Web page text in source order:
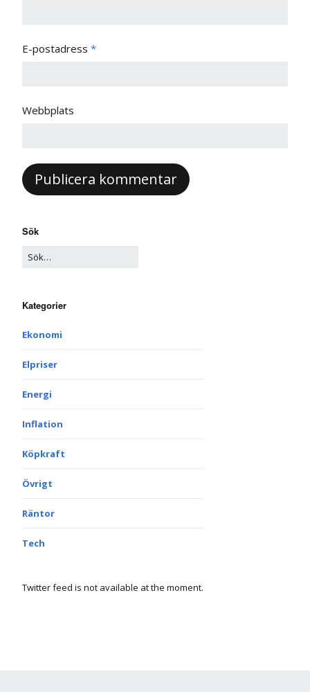
E-postadress *
Webbplats
Sök
Kategorier
Ekonomi
Elpriser
Energi
Inflation
Köpkraft
Övrigt
Räntor
Tech
Twitter feed is not available at the moment.